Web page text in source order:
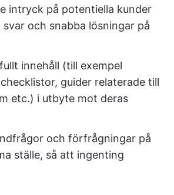
intryck på potentiella kunder
svar och snabba lösningar på
innehåll (till exempel
guider relaterade till
etc.) i utbyte mot deras
och förfrågningar på
ställe, så att ingenting